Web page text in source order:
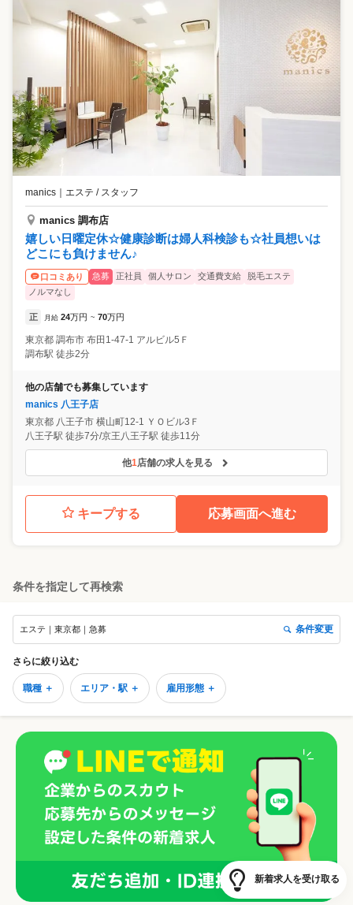
manics ｜ エステ / スタッフ
manics 調布店
嬉しい日曜定休☆健康診断は婦人科検診も☆社員想いは
どこにも負けません♪
口コミあり 急募 正社員 個人サロン 交通費支給
脱毛エステ
ノルマなし
正 月給 24万円 ~ 70万円
東京都 調布市 布田1-47-1 アルビル5Ｆ
調布駅 徒歩2分
他の店舗でも募集しています
manics 八王子店
東京都 八王子市 横山町12-1 ＹＯビル3Ｆ
八王子駅 徒歩7分/京王八王子駅 徒歩11分
他1店舗の求人を見る
キープする 応募画面へ進む
条件を指定して再検索
エステ｜東京都｜急募 条件変更
さらに絞り込む
職種 ＋ エリア・駅 ＋ 雇用形態 ＋
新着求人を受け取る